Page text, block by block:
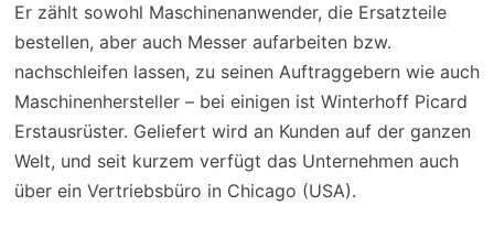
Er zählt sowohl Maschinenanwender, die Ersatzteile
bestellen, aber auch Messer aufarbeiten bzw.
nachschleifen lassen, zu seinen Auftraggebern wie auch
Maschinenhersteller – bei einigen ist Winterhoff Picard
Erstausrüster. Geliefert wird an Kunden auf der ganzen
Welt, und seit kurzem verfügt das Unternehmen auch
über ein Vertriebsbüro in Chicago (USA).